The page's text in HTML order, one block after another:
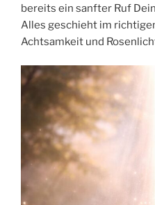
bereits ein sanfter Ruf
Alles geschieht im
Achtsamkeit und